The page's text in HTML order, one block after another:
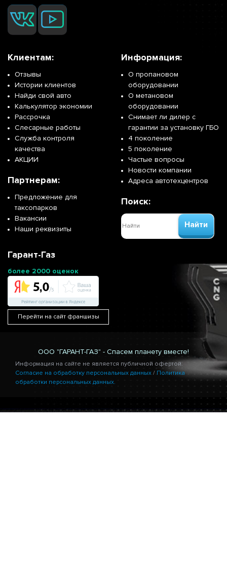
Клиентам:
Отзывы
Истории клиентов
Найди свой авто
Калькулятор экономии
Рассрочка
Слесарные работы
Служба контроля
качества
АКЦИИ
Партнерам:
Предложение для
таксопарков
Вакансии
Наши реквизиты
Информация:
О пропановом
оборудовании
О метановом
оборудовании
Снимает ли дилер с
гарантии за установку ГБО
4 поколение
5 поколение
Частые вопросы
Новости компании
Адреса автотехцентров
Поиск:
Найти
Гарант-Газ
более 2000 оценок
Перейти на сайт франшизы
ООО "ГАРАНТ-ГАЗ" - Спасем планету вместе!
Информация на сайте не является публичной офертой.
Согласие на обработку персональных данных / Политика
обработки персональных данных.